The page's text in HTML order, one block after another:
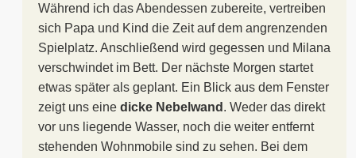
Während ich das Abendessen zubereite, vertreiben
sich Papa und Kind die Zeit auf dem angrenzenden
Spielplatz. Anschließend wird gegessen und Milana
verschwindet im Bett. Der nächste Morgen startet
etwas später als geplant. Ein Blick aus dem Fenster
zeigt uns eine dicke Nebelwand . Weder das direkt
vor uns liegende Wasser, noch die weiter entfernt
stehenden Wohnmobile sind zu sehen. Bei dem